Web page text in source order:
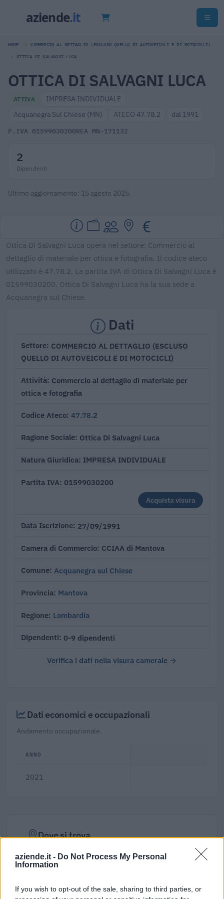
aziende.it - Do Not Process My Personal
Information
If you wish to opt-out of the sale, sharing to third parties, or
HOME COMMERCIO AL DETTAGLIO (ESCLUSO QUELLO DI AUTOVEICOLI E DI MOTOCICLI)
OTTICA DI SALVAGNI LUCA
OTTICA DI SALVAGNI LUCA
ATTIVA
IMPRESA INDIVIDUALE
Acquanegra Sul Chiese (MN)
ATECO 47.78.2 dal 1991
P.IVA 01599030200REA MN-171132
2
Dipendenti
Ultimo aggiornamento: 15 agosto 2025.
Ottica Di Salvagni Luca opera nel settore: Commercio al
dettaglio di materiale per ottica e fotografia. Il codice ateco
utilizzato è 47.78.2. La partita IVA di Ottica Di Salvagni Luca è
01599030200. Ottica Di Salvagni Luca ha la sua sede a
Acquanegra sul Chiese.
Dati
Settore COMMERCIO AL DETTAGLIO (ESCLUSO
QUELLO DI AUTOVEICOLI E DI MOTOCICLI)
Attività Commercio al dettaglio di materiale per
ottica e fotografia
Codice Ateco 47.78.2
Ragione Sociale Ottica Di Salvagni Luca
Natura Giuridica IMPRESA INDIVIDUALE
Partita IVA 01599030200
Acquista visura
Data Iscrizione 27/09/1991
Camera di Commercio CCIAA di Mantova
Comune Acquanegra sul Chiese
Provincia Mantova
Regione Lombardia
Dipendenti 0-9 dipendenti
Verifica i dati nella visura camerale →
Dati economici e occupazionali
Andamento occupazionale.
ANNO
2021
Dove si trova
Comune: Acquanegra sul Chiese